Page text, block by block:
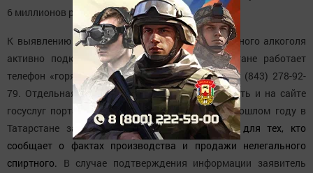
6 миллионов рублей.
К выявлению подпольных точек сбыта поддельного алкоголя
активно подключается и население. В Татарстане работает
телефон «горячей линии» Госалкогольинспекции: (843) 278-92-
79. Отдельная вкладка для таких сообщений есть и на сайте
госуслуг портала «Народный контроль». А в прошлом году в
Татарстане заработала исистема поощрения для тех, кто
сообщает о фактах производства и продажи нелегального
спиртного. В случае подтверждения информации заявитель